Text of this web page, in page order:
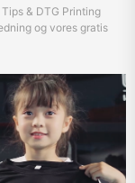
& DTG Printing
og vores gratis